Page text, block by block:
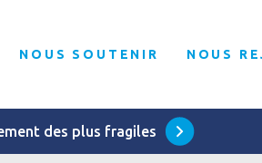
NOUS SOUTENIR NOUS
des plus fragiles